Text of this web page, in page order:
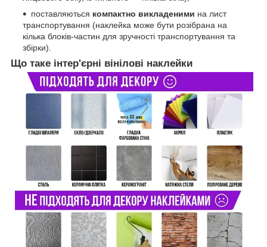
поставляються компактно викладеними на лист
транспортування (наклейка може бути розібрана на
кілька блоків-частин для зручності транспортування та
збірки).
Що таке інтер'єрні вінілові наклейки